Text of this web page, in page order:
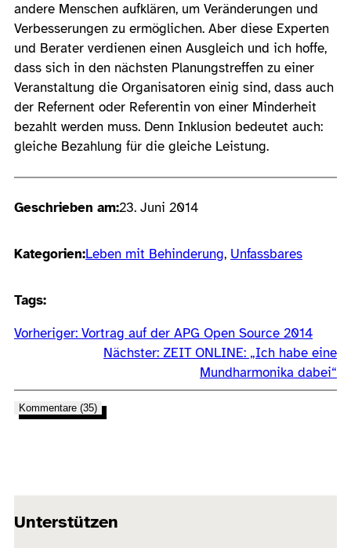
andere Menschen aufklären, um Veränderungen und
Verbesserungen zu ermöglichen. Aber diese Experten
und Berater verdienen einen Ausgleich und ich hoffe,
dass sich in den nächsten Planungstreffen zu einer
Veranstaltung die Organisatoren einig sind, dass auch
der Refernent oder Referentin von einer Minderheit
bezahlt werden muss. Denn Inklusion bedeutet auch:
gleiche Bezahlung für die gleiche Leistung.
Geschrieben am:23. Juni 2014
Kategorien:Leben mit Behinderung, Unfassbares
Tags:
Vorheriger: Vortrag auf der APG Open Source 2014
Nächster: ZEIT ONLINE: „Ich habe eine
Mundharmonika dabei“
Kommentare (35)
Unterstützen